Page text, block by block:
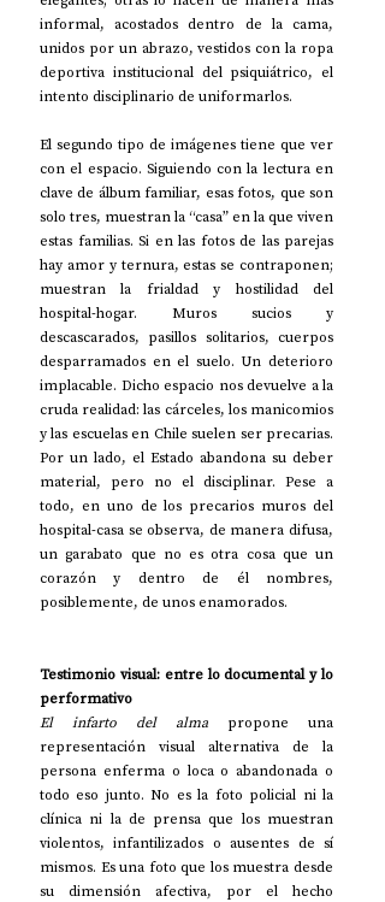
informal, acostados dentro de la cama,
unidos por un abrazo, vestidos con la ropa
deportiva institucional del psiquiátrico, el
intento disciplinario de uniformarlos.
El segundo tipo de imágenes tiene que ver
con el espacio. Siguiendo con la lectura en
clave de álbum familiar, esas fotos, que son
solo tres, muestran la “casa” en la que viven
estas familias. Si en las fotos de las parejas
hay amor y ternura, estas se contraponen;
muestran la frialdad y hostilidad del
hospital-hogar. Muros sucios y
descascarados, pasillos solitarios, cuerpos
desparramados en el suelo. Un deterioro
implacable. Dicho espacio nos devuelve a la
cruda realidad: las cárceles, los manicomios
y las escuelas en Chile suelen ser precarias.
Por un lado, el Estado abandona su deber
material, pero no el disciplinar. Pese a
todo, en uno de los precarios muros del
hospital-casa se observa, de manera difusa,
un garabato que no es otra cosa que un
corazón y dentro de él nombres,
posiblemente, de unos enamorados.
Testimonio visual: entre lo documental y lo
performativo
El infarto del alma propone una
representación visual alternativa de la
persona enferma o loca o abandonada o
todo eso junto. No es la foto policial ni la
clínica ni la de prensa que los muestran
violentos, infantilizados o ausentes de sí
mismos. Es una foto que los muestra desde
su dimensión afectiva, por el hecho